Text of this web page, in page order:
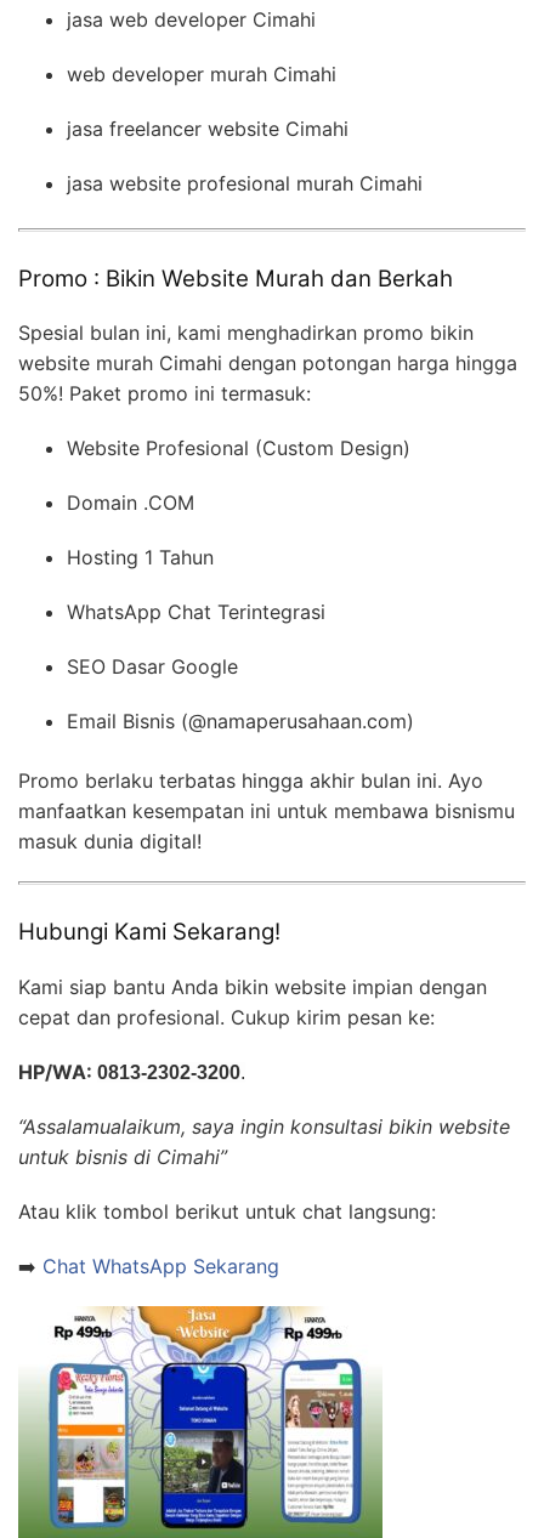
jasa web developer Cimahi
web developer murah Cimahi
jasa freelancer website Cimahi
jasa website profesional murah Cimahi
Promo : Bikin Website Murah dan Berkah
Spesial bulan ini, kami menghadirkan promo bikin
website murah Cimahi dengan potongan harga hingga
50%! Paket promo ini termasuk:
Website Profesional (Custom Design)
Domain .COM
Hosting 1 Tahun
WhatsApp Chat Terintegrasi
SEO Dasar Google
Email Bisnis (@namaperusahaan.com)
Promo berlaku terbatas hingga akhir bulan ini. Ayo
manfaatkan kesempatan ini untuk membawa bisnismu
masuk dunia digital!
Hubungi Kami Sekarang!
Kami siap bantu Anda bikin website impian dengan
cepat dan profesional. Cukup kirim pesan ke:
HP/WA: 0813-2302-3200.
“Assalamualaikum, saya ingin konsultasi bikin website
untuk bisnis di Cimahi”
Atau klik tombol berikut untuk chat langsung:
➡️ Chat WhatsApp Sekarang